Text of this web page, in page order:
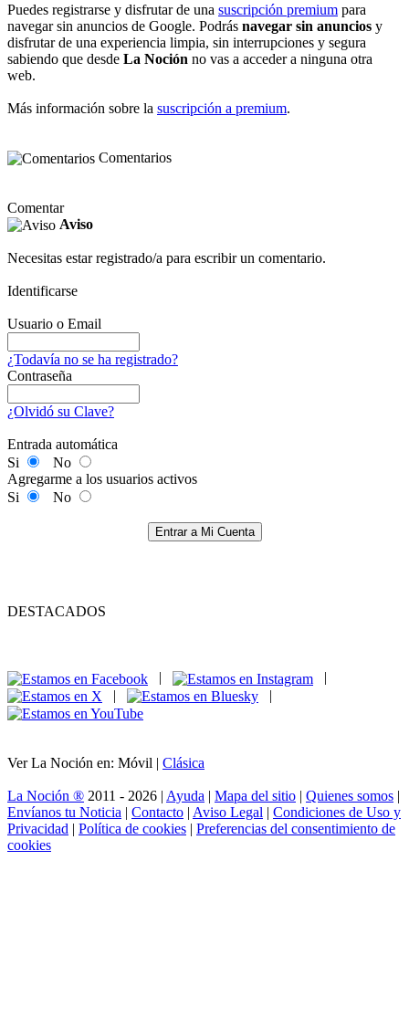
Puedes registrarse y disfrutar de una suscripción premium para
navegar sin anuncios de Google. Podrás navegar sin anuncios y
disfrutar de una experiencia limpia, sin interrupciones y segura
sabiendo que desde La Noción no vas a acceder a ninguna otra
web.
Más información sobre la suscripción a premium.
Comentarios
Comentar
Aviso
Necesitas estar registrado/a para escribir un comentario.
Identificarse
Usuario o Email
¿Todavía no se ha registrado?
Contraseña
¿Olvidó su Clave?
Entrada automática
Si
No
Agregarme a los usuarios activos
Si
No
Entrar a Mi Cuenta
DESTACADOS
|
|
Ver La Noción en: Móvil | Clásica
La Noción ® 2011 - 2026 | Ayuda | Mapa del sitio | Quienes somos |
Envíanos tu Noticia | Contacto | Aviso Legal | Condiciones de Uso y
Privacidad | Política de cookies | Preferencias del consentimiento de
cookies